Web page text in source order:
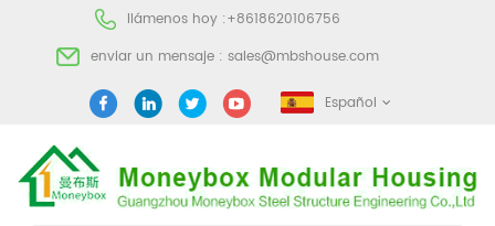
llámenos hoy :+8618620106756
enviar un mensaje : sales@mbshouse.com
Español